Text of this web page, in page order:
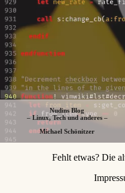
Nudins Blog
– Linux, Tech und anderes –
Michael Schönitzer
Fehlt etwas? Die